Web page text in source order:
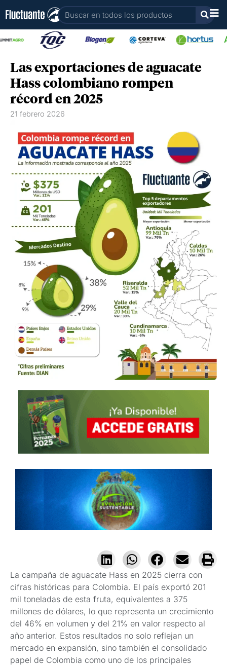
contenido
Buscar
Las exportaciones de aguacate
Hass colombiano rompen
récord en 2025
21 febrero 2026
La campaña de aguacate Hass en 2025 cierra con
cifras históricas para Colombia. El país exportó 201
mil toneladas de esta fruta, equivalentes a 375
millones de dólares, lo que representa un crecimiento
del 46% en volumen y del 21% en valor respecto al
año anterior. Estos resultados no solo reflejan un
mercado en expansión, sino también el consolidado
papel de Colombia como uno de los principales